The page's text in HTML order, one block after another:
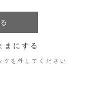
まにする
クを外してください